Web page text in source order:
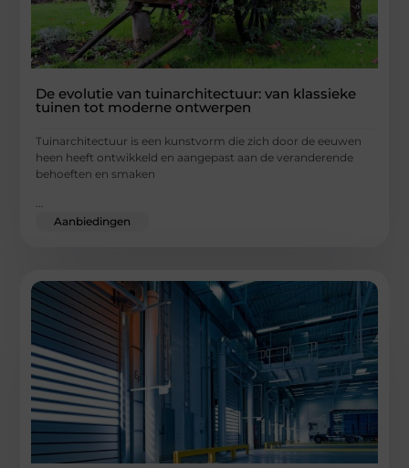
De evolutie van tuinarchitectuur: van klassieke
tuinen tot moderne ontwerpen
Tuinarchitectuur is een kunstvorm die zich door de eeuwen
heen heeft ontwikkeld en aangepast aan de veranderende
behoeften en smaken
...
Aanbiedingen